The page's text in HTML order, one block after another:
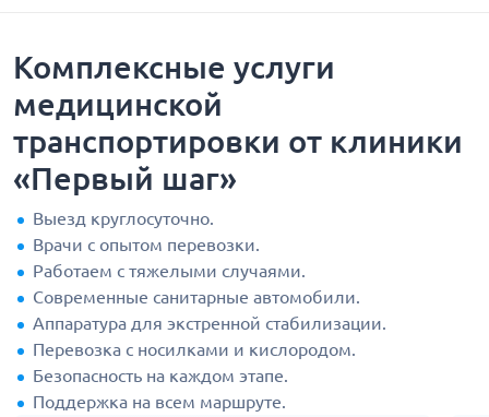
Комплексные услуги
медицинской
транспортировки от клиники
«Первый шаг»
Выезд круглосуточно.
Врачи с опытом перевозки.
Работаем с тяжелыми случаями.
Современные санитарные автомобили.
Аппаратура для экстренной стабилизации.
Перевозка с носилками и кислородом.
Безопасность на каждом этапе.
Поддержка на всем маршруте.